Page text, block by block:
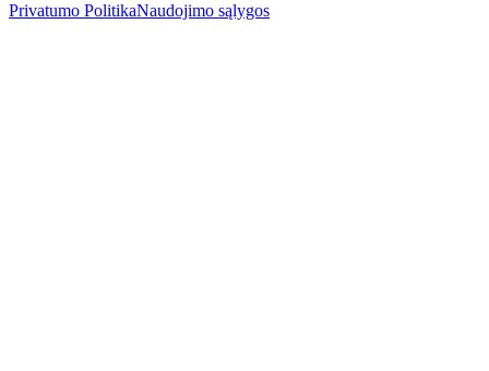
Privatumo PolitikaNaudojimo sąlygos